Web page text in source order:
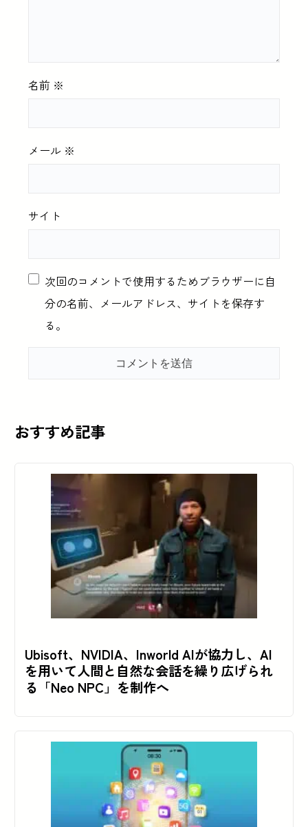
名前 ※
メール ※
サイト
次回のコメントで使用するためブラウザーに自
分の名前、メールアドレス、サイトを保存す
る。
おすすめ記事
Ubisoft、NVIDIA、Inworld AIが協力し、AI
を用いて人間と自然な会話を繰り広げられ
る「Neo NPC」を制作へ